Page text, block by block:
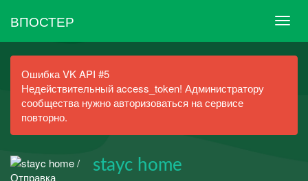
ВПОСТЕР
Ошибка VK API #5
Недействительный access_token! Администратору
сообщества нужно авторизоваться на сервисе
повторно.
stayc home